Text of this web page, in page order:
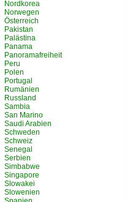
Nordkorea
Norwegen
Österreich
Pakistan
Palästina
Panama
Panoramafreiheit
Peru
Polen
Portugal
Rumänien
Russland
Sambia
San Marino
Saudi Arabien
Schweden
Schweiz
Senegal
Serbien
Simbabwe
Singapore
Slowakei
Slowenien